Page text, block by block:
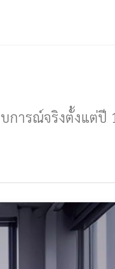
บการณ์จริงตั้งแต่ปี